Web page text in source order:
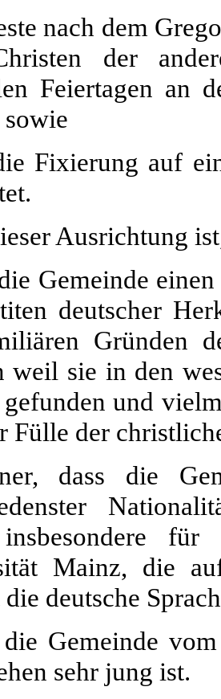
nach dem
der
Feiertagen an
Fixierung auf
Ausrichtung
Gemeinde
deutscher
Gründen
weil sie in den
und
Fülle der
dass die
für
Mainz, die
deutsche
die Gemeinde
sehr jung ist.